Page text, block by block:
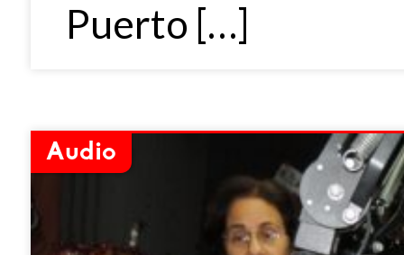
Puerto […]
Audio